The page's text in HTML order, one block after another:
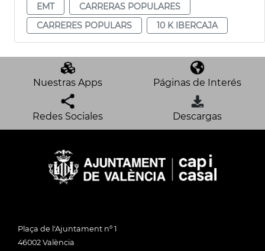
EMT
CARRERAS POPULARES
CARRERES POPULARS
10 K IBERCAJA
Nuestras Apps Páginas de Interés
Redes Sociales Descargas
Plaça de l'Ajuntament nº 1
46002 València